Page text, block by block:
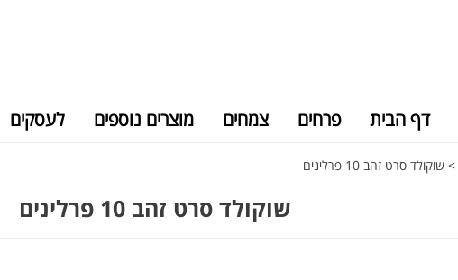
דף הבית פרחים צמחים מוצרים נוספים לעסקים
> שוקולד סרט זהב 10 פרלינים
שוקולד סרט זהב 10 פרלינים